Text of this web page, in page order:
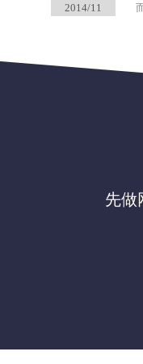
2014/11
先做